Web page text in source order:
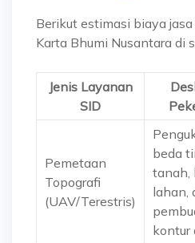
Berikut estimasi biaya
Karta Bhumi Nusantara di
Jenis Layanan
SID
Pemetaan
Topografi
(UAV/Terestris)
beda
tanah,
lahan,
kontur